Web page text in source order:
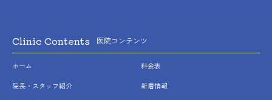
りが生じる可能性が高くなります。
物など）の作製や虫歯治療などをやり直す可能性があります。
顎の成長発育により、歯並びや噛み合わせが変化する可能性が
Clinic Contents 医院コンテンツ
ホーム
院長・スタッフ紹介
料金表
新着情報